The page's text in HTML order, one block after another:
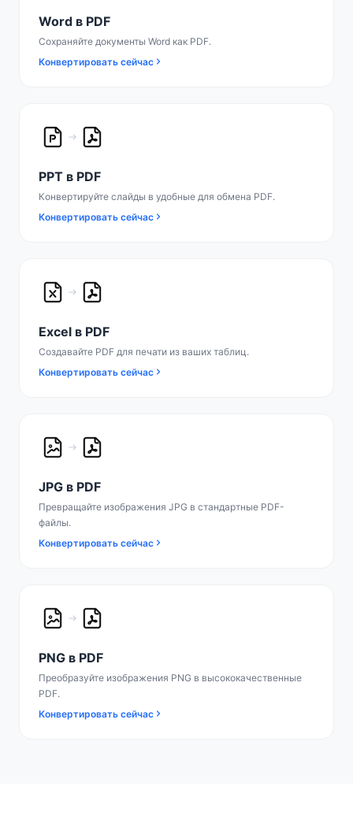
Word в PDF
Сохраняйте документы Word как PDF.
Конвертировать сейчас
PPT в PDF
Конвертируйте слайды в удобные для обмена PDF.
Конвертировать сейчас
Excel в PDF
Создавайте PDF для печати из ваших таблиц.
Конвертировать сейчас
JPG в PDF
Превращайте изображения JPG в стандартные PDF-
файлы.
Конвертировать сейчас
PNG в PDF
Преобразуйте изображения PNG в высококачественные
PDF.
Конвертировать сейчас